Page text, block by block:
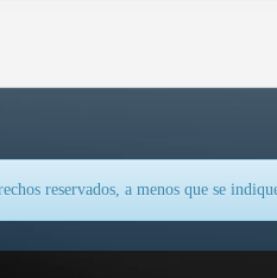
reservados, a menos que se